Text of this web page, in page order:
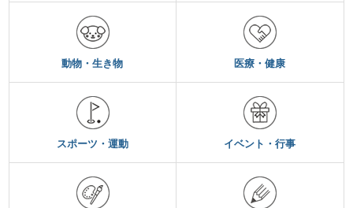
動物・生き物 医療・健康
スポーツ・運動 イベント・行事